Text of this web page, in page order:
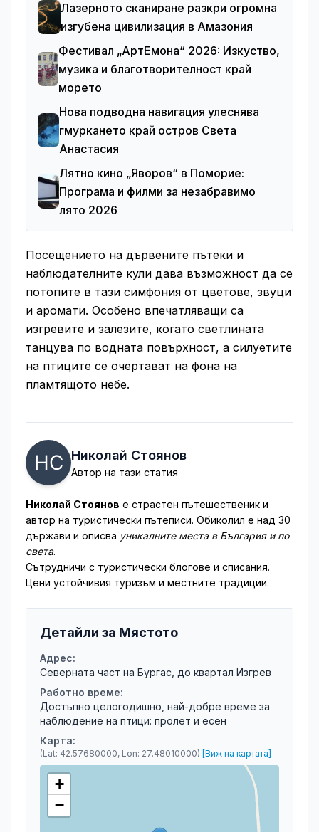
Лазерното сканиране разкри огромна
изгубена цивилизация в Амазония
Фестивал „АртЕмона“ 2026: Изкуство,
музика и благотворителност край
морето
Нова подводна навигация улеснява
гмуркането край остров Света
Анастасия
Лятно кино „Яворов“ в Поморие:
Програма и филми за незабравимо
лято 2026
Посещението на дървените пътеки и
наблюдателните кули дава възможност да се
потопите в тази симфония от цветове, звуци
и аромати. Особено впечатляващи са
изгревите и залезите, когато светлината
танцува по водната повърхност, а силуетите
на птиците се очертават на фона на
пламтящото небе.
Николай Стоянов
Автор на тази статия
Николай Стоянов е страстен пътешественик и
автор на туристически пътеписи. Обиколил е над 30
държави и описва уникалните места в България и по
света.
Сътрудничи с туристически блогове и списания.
Цени устойчивия туризъм и местните традиции.
Детайли за Мястото
Адрес:
Северната част на Бургас, до квартал Изгрев
Работно време:
Достъпно целогодишно, най-добре време за
наблюдение на птици: пролет и есен
Карта:
(Lat: 42.57680000, Lon: 27.48010000) [Виж на картата]
+
−